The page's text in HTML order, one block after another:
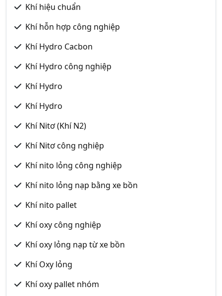
Khí hiệu chuẩn
Khí hỗn hợp công nghiệp
Khí Hydro Cacbon
Khí Hydro công nghiệp
Khí Hydro
Khí Hydro
Khí Nitơ (Khí N2)
Khí Nitơ công nghiệp
Khí nito lỏng công nghiệp
Khí nito lỏng nạp bằng xe bồn
Khí nito pallet
Khí oxy công nghiệp
Khí oxy lỏng nạp từ xe bồn
Khí Oxy lỏng
Khí oxy pallet nhóm